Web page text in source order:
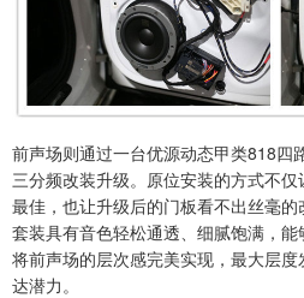
前声场则通过一台优源动态甲类818四
三分频改装升级。原位安装的方式不
最佳，也让升级后的门板看不出丝毫
套装具有音色轻松通透、细腻饱满，能
将前声场的层次感完美实现，最大层
达潜力。